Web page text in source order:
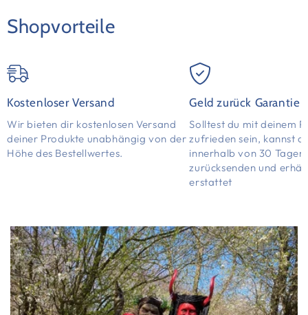
Shopvorteile
Kostenloser Versand
Wir bieten dir kostenlosen Versand
deiner Produkte unabhängig von der
Höhe des Bestellwertes.
Geld zurück Garantie
Solltest du mit deinem
zufrieden sein, kannst
innerhalb von 30 Tagen
zurücksenden und
erstattet